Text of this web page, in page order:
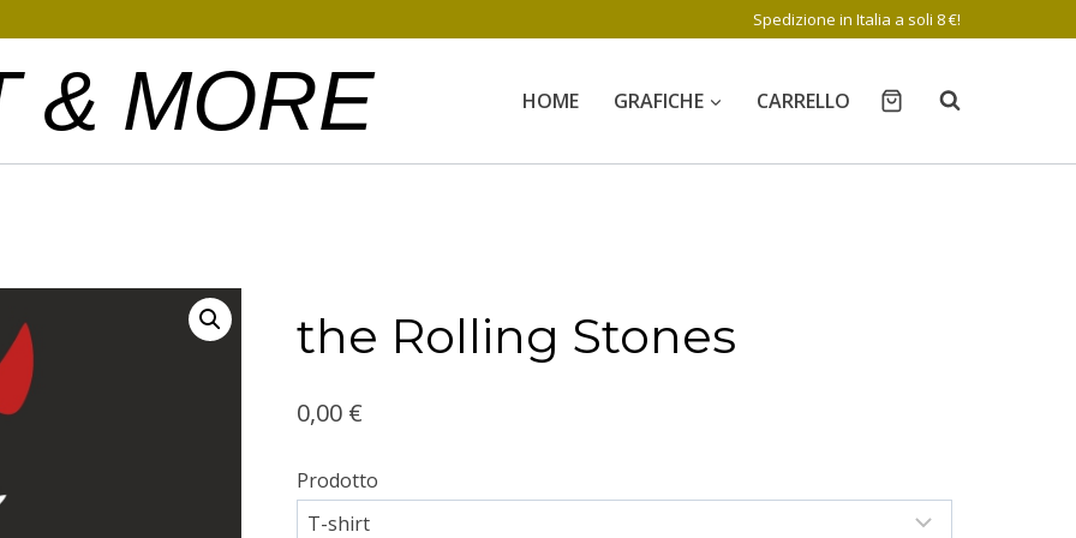
Spedizione in Italia a soli 8 €!
& MORE HOME GRAFICHE CARRELLO
the Rolling Stones
0,00 €
Prodotto